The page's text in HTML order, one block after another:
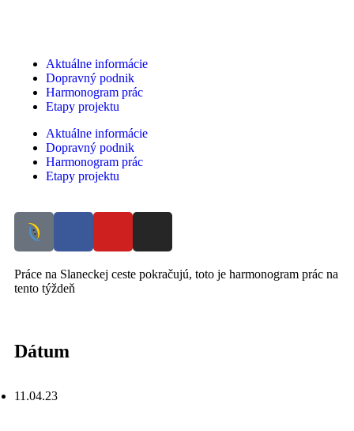
Aktuálne informácie
Dopravný podnik
Harmonogram prác
Etapy projektu
Aktuálne informácie
Dopravný podnik
Harmonogram prác
Etapy projektu
Práce na Slaneckej ceste pokračujú, toto je harmonogram prác na
tento týždeň
Dátum
11.04.23